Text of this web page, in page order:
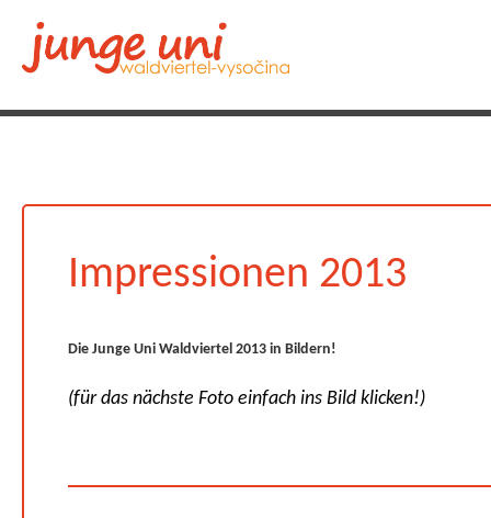
Impressionen 2013
Die Junge Uni Waldviertel 2013 in Bildern!
(für das nächste Foto einfach ins Bild klicken!)